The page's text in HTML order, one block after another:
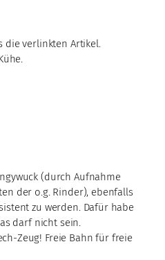
die verlinkten Artikel.
(durch Aufnahme
der o.g. Rinder), ebenfalls
zu werden. Dafür habe
darf nicht sein.
Zeug! Freie Bahn für freie